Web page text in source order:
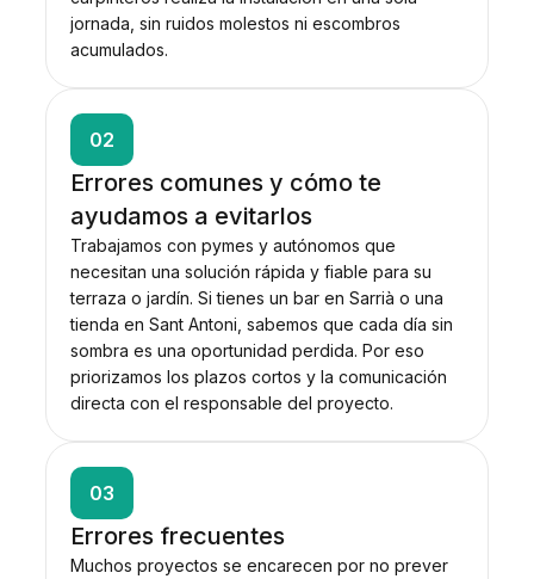
jornada, sin ruidos molestos ni escombros
acumulados.
02
Errores comunes y cómo te
ayudamos a evitarlos
Trabajamos con pymes y autónomos que
necesitan una solución rápida y fiable para su
terraza o jardín. Si tienes un bar en Sarrià o una
tienda en Sant Antoni, sabemos que cada día sin
sombra es una oportunidad perdida. Por eso
priorizamos los plazos cortos y la comunicación
directa con el responsable del proyecto.
03
Errores frecuentes
Muchos proyectos se encarecen por no prever